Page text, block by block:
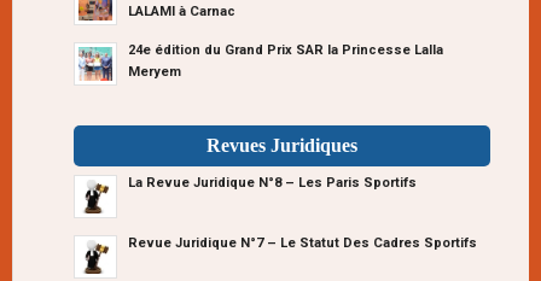
LALAMI à Carnac
24e édition du Grand Prix SAR la Princesse Lalla
Meryem
Revues Juridiques
La Revue Juridique N°8 – Les Paris Sportifs
Revue Juridique N°7 – Le Statut Des Cadres Sportifs